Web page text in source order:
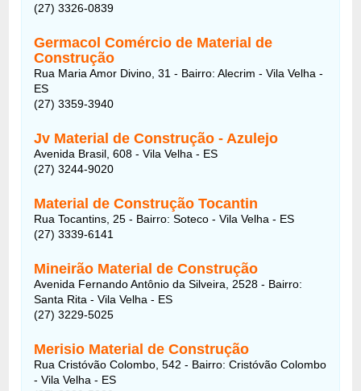
(27) 3326-0839
Germacol Comércio de Material de
Construção
Rua Maria Amor Divino, 31 - Bairro: Alecrim - Vila Velha -
ES
(27) 3359-3940
Jv Material de Construção - Azulejo
Avenida Brasil, 608 - Vila Velha - ES
(27) 3244-9020
Material de Construção Tocantin
Rua Tocantins, 25 - Bairro: Soteco - Vila Velha - ES
(27) 3339-6141
Mineirão Material de Construção
Avenida Fernando Antônio da Silveira, 2528 - Bairro:
Santa Rita - Vila Velha - ES
(27) 3229-5025
Merisio Material de Construção
Rua Cristóvão Colombo, 542 - Bairro: Cristóvão Colombo
- Vila Velha - ES